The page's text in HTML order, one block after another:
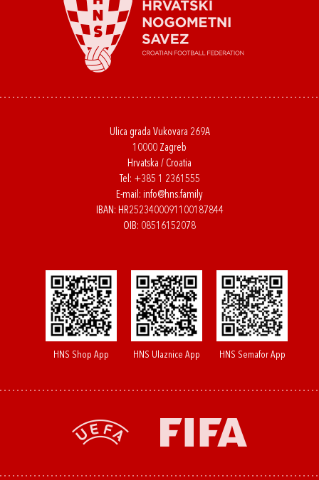
Ulica grada Vukovara 269A
10000 Zagreb
Hrvatska / Croatia
Tel: +385 1 2361555
E-mail: info@hns.family
IBAN: HR2523400091100187844
OIB: 08516152078
HNS Shop App HNS Ulaznice App HNS Semafor App